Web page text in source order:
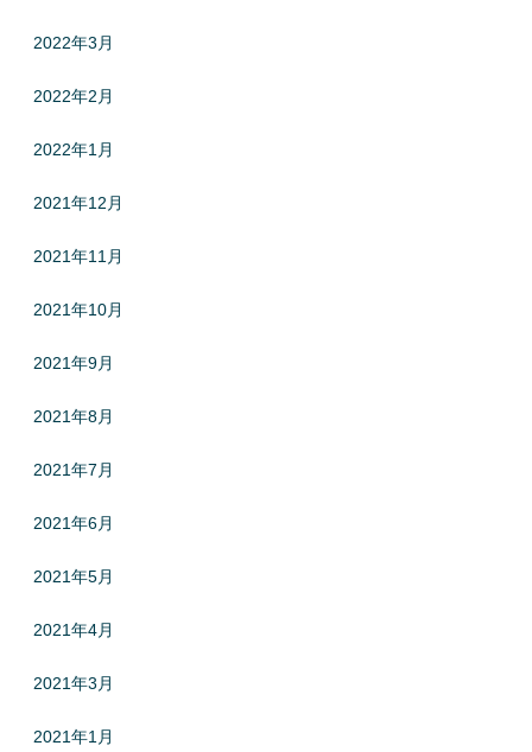
2022年3月
2022年2月
2022年1月
2021年12月
2021年11月
2021年10月
2021年9月
2021年8月
2021年7月
2021年6月
2021年5月
2021年4月
2021年3月
2021年1月